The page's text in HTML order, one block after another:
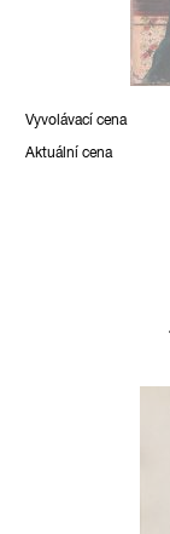
Vyvolávací cena
Aktuální cena